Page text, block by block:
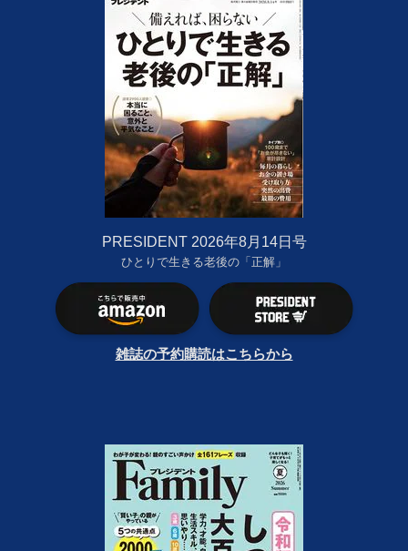
PRESIDENT 2026年8月14日号
ひとりで生きる老後の「正解」
雑誌の予約購読はこちらから